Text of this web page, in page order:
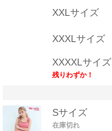
XXLサイズ
XXXLサイズ
XXXXLサイズ
残りわずか！
Sサイズ
在庫切れ